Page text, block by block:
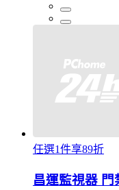
任選1件享89折
昌運監視器 門